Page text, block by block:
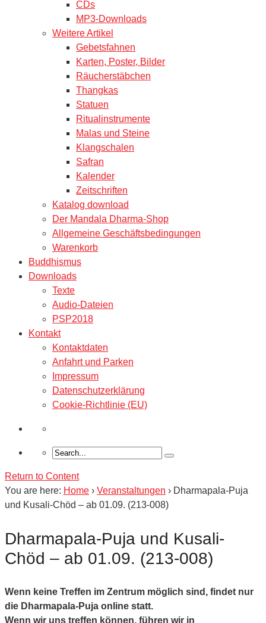
CDs
MP3-Downloads
Weitere Artikel
Gebetsfahnen
Karten, Poster, Bilder
Räucherstäbchen
Thangkas
Statuen
Ritualinstrumente
Malas und Steine
Klangschalen
Safran
Kalender
Zeitschriften
Katalog download
Der Mandala Dharma-Shop
Allgemeine Geschäftsbedingungen
Warenkorb
Buddhismus
Downloads
Texte
Audio-Dateien
PSP2018
Kontakt
Kontaktdaten
Anfahrt und Parken
Impressum
Datenschutzerklärung
Cookie-Richtlinie (EU)
Return to Content
You are here: Home › Veranstaltungen › Dharmapala-Puja
und Kusali-Chöd – ab 01.09. (213-008)
Dharmapala-Puja und Kusali-
Chöd – ab 01.09. (213-008)
Wenn keine Treffen im Zentrum möglich sind, findet nur
die Dharmapala-Puja online statt.
Wenn wir uns treffen können, führen wir in